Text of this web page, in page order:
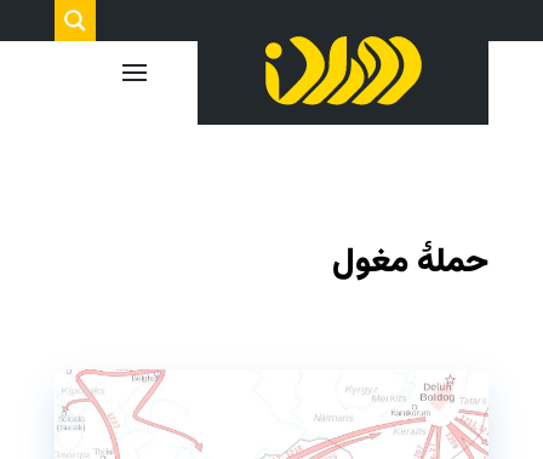
حملهٔ مغول